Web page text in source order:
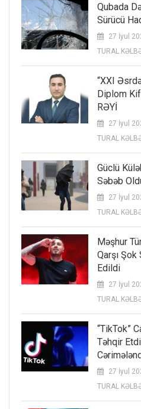
Qubada
Sürücü
27 İyul
TURAL
“XXI
Diplom
RƏYİ
27 İyul
TURAL
Güclü
Səbəb
27 İyul
TURAL
Məşhur
Qarşı
Edildi
27 İyul
TURAL
“TikTok”
Təhqir
27 İyul
TURAL